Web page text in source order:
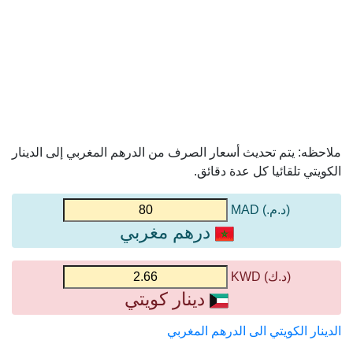
ملاحظه: يتم تحديث أسعار الصرف من الدرهم المغربي إلى الدينار
الكويتي تلقائيا كل عدة دقائق.
(د.م.) MAD
درهم مغربي
(د.ك) KWD
دينار كويتي
الدينار الكويتي الى الدرهم المغربي